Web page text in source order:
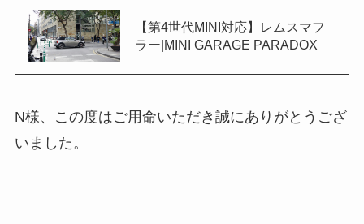
【第4世代MINI対応】レムスマフ
ラー|MINI GARAGE PARADOX
N様、この度はご用命いただき誠にありがとうござ
いました。